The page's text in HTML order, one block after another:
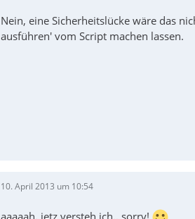
Nein, eine Sicherheitslücke wäre das
ausführen' vom Script machen lassen.
10. April 2013 um 10:54
aaaaah, jetz versteh ich.. sorry!